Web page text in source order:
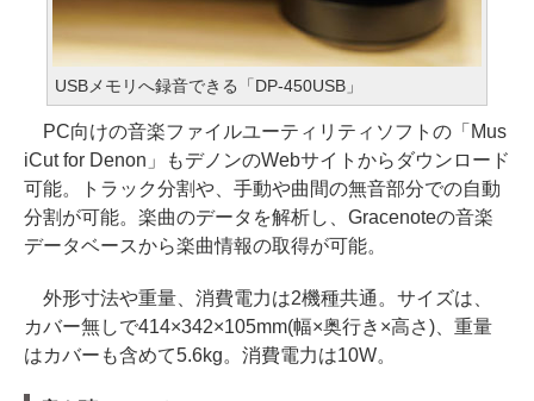
USBメモリへ録音できる「DP-450USB」
PC向けの音楽ファイルユーティリティソフトの「Mus
iCut for Denon」もデノンのWebサイトからダウンロード
可能。トラック分割や、手動や曲間の無音部分での自動
分割が可能。楽曲のデータを解析し、Gracenoteの音楽
データベースから楽曲情報の取得が可能。
外形寸法や重量、消費電力は2機種共通。サイズは、
カバー無しで414×342×105mm(幅×奥行き×高さ)、重量
はカバーも含めて5.6kg。消費電力は10W。